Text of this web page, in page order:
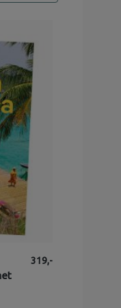
319,-